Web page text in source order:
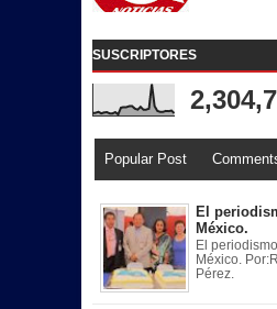
SUSCRIPTORES
Popular Post
El
México.
El
México.
Pérez. El